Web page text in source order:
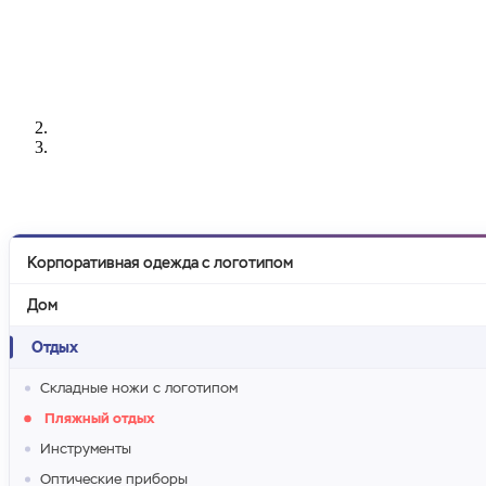
Корпоративная одежда с логотипом
Дом
Отдых
Складные ножи с логотипом
Пляжный отдых
Инструменты
Оптические приборы